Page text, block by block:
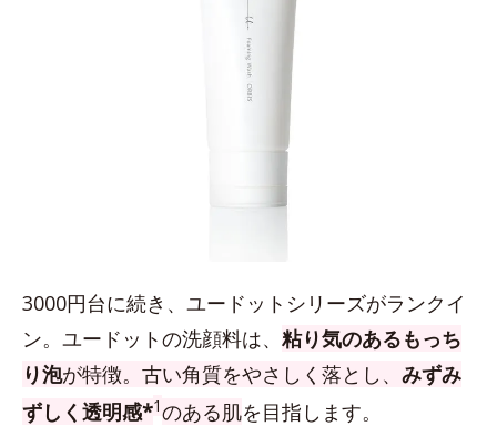
3000円台に続き、ユードットシリーズがランクイ
ン。ユードットの洗顔料は、 粘り気のあるもっち
り泡が特徴。古い角質をやさしく落とし、 みずみ
ずしく透明感*1のある肌を目指します。